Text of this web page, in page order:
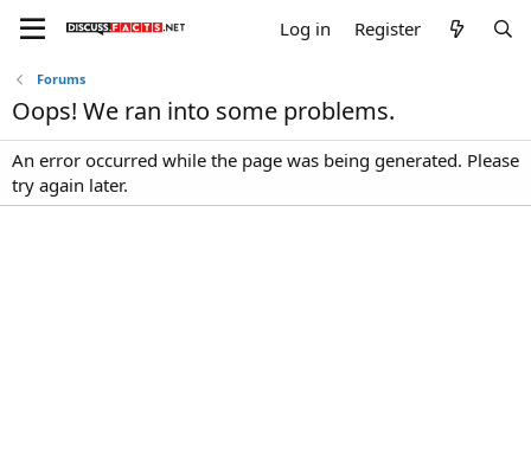
Log in Register
Forums
Oops! We ran into some problems.
An error occurred while the page was being generated. Please
try again later.